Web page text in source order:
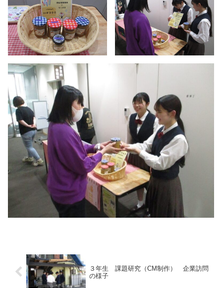
３年生 課題研究（CM制作） 企業訪問
の様子